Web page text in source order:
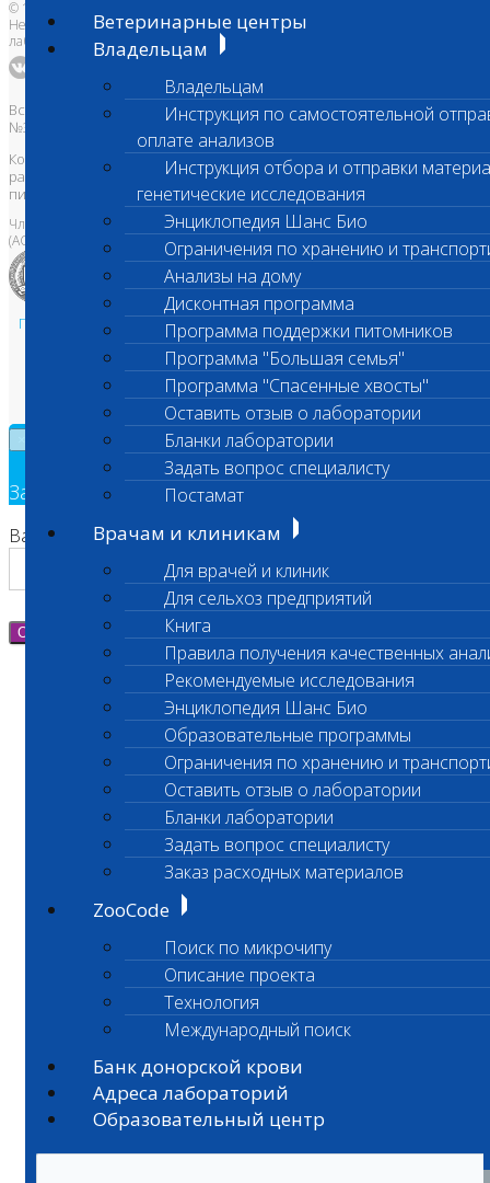
Ветеринарные центры
Владельцам
Владельцам
Инструкция по самостоятельной
оплате анализов
Инструкция отбора и отправки
генетические исследования
Энциклопедия Шанс Био
Ограничения по хранению и
Анализы на дому
Дисконтная программа
Программа поддержки питомников
Программа "Большая семья"
Программа "Спасенные хвосты"
Оставить отзыв о лаборатории
Бланки лаборатории
Задать вопрос специалисту
Постамат
Врачам и клиникам
Для врачей и клиник
Для сельхоз предприятий
Книга
Правила получения качественных
Рекомендуемые исследования
Энциклопедия Шанс Био
Образовательные программы
Ограничения по хранению и
Оставить отзыв о лаборатории
Бланки лаборатории
Задать вопрос специалисту
Заказ расходных материалов
ZooCode
Поиск по микрочипу
Описание проекта
Технология
Международный поиск
Банк донорской крови
Адреса лабораторий
Образовательный центр
© 1996-2026
Независимая ветеринарная
лаборатория Шанс Био
Все права защищены и охраняются законом. Товарный знак
№395740 от 2008 г. ООО "ШАНС БИО"
Копирование, тиражирование, а также использование материалов,
размещенных на сайтеwww.vetlab.ru возможно только с
письменного разрешения Правообладателя
Член Национальной ветеринарной палаты
(АСРО НВП)
Политика в области персональных данных и конфиденциальности
Пользовательское соглашение
Техническая поддержка
Заявка на обратный звонок
Ваш номер телефона
Отправить